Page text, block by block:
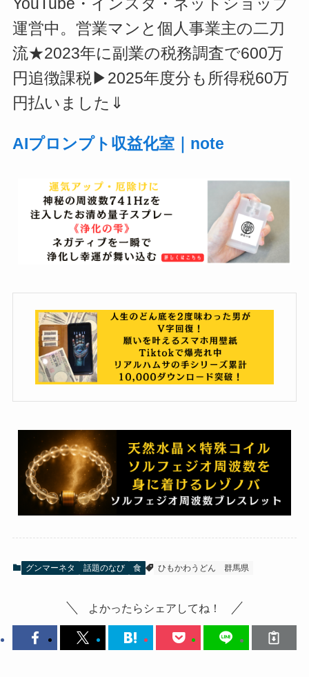
YouTube・インスタ・ネットショップ
運営中。営業マンと個人事業主の二刀
流★2023年に副業の税務調査で600万
円追徴課税▶2025年度分も所得税60万
円払いました⇓
AIプロンプト収益化室｜note
グンマーネタ 話題のなび 食 ひもかわうどん 群馬県
よかったらシェアしてね！